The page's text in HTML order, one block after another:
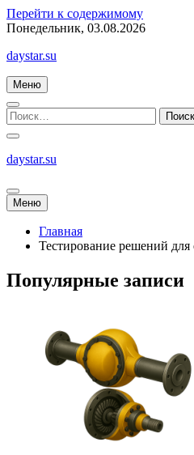
Перейти к содержимому
Понедельник, 03.08.2026
daystar.su
Меню
daystar.su
Меню
Главная
Тестирование решений
Популярные записи